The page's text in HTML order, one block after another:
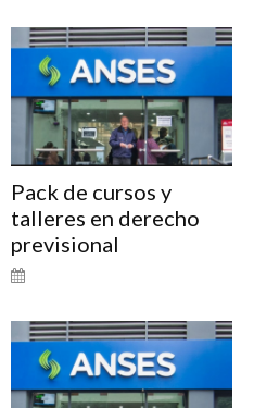
Pack de cursos y
talleres en derecho
previsional